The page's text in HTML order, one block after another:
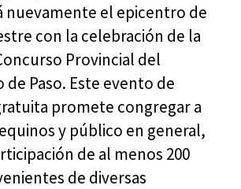
nuevamente el epicentro de
con la celebración de la
Provincial del
de Paso. Este evento de
promete congregar a
y público en general,
de al menos 200
de diversas